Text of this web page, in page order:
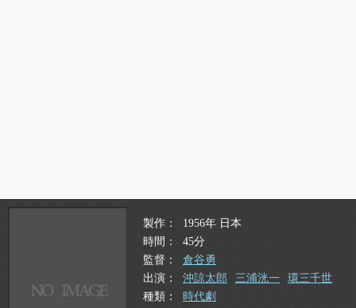
製作
1956年 日本
時間
45分
監督
倉谷勇
出演
沖諒太郎 三浦洸一
環三千世
種類
時代劇